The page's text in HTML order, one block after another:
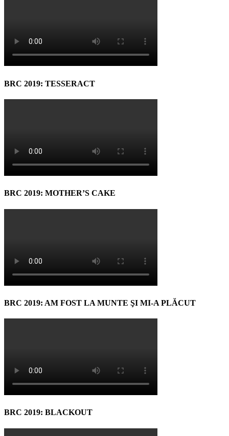
BRC 2019: TESSERACT
BRC 2019: MOTHER’S CAKE
BRC 2019: AM FOST LA MUNTE ŞI MI-A PLĂCUT
BRC 2019: BLACKOUT